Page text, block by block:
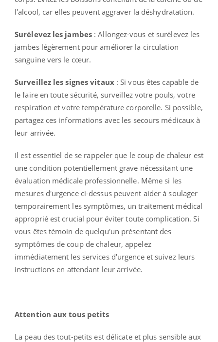
l'alcool, car elles peuvent aggraver la déshydratation.
Surélevez les jambes : Allongez-vous et surélevez les
jambes légèrement pour améliorer la circulation
sanguine vers le cœur.
Surveillez les signes vitaux : Si vous êtes capable de
le faire en toute sécurité, surveillez votre pouls, votre
respiration et votre température corporelle. Si possible,
partagez ces informations avec les secours médicaux à
leur arrivée.
Il est essentiel de se rappeler que le coup de chaleur est
une condition potentiellement grave nécessitant une
évaluation médicale professionnelle. Même si les
mesures d'urgence ci-dessus peuvent aider à soulager
temporairement les symptômes, un traitement médical
approprié est crucial pour éviter toute complication. Si
vous êtes témoin de quelqu'un présentant des
symptômes de coup de chaleur, appelez
immédiatement les services d'urgence et suivez leurs
instructions en attendant leur arrivée.
Attention aux tous petits
La peau des tout-petits est délicate et plus sensible aux